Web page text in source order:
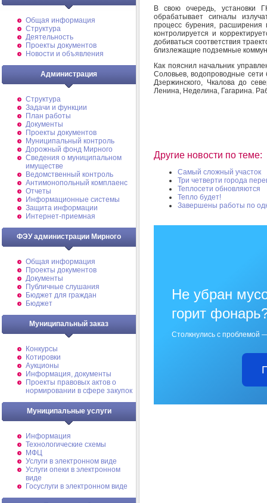
Общая информация
Структура
Деятельность
Проекты документов
Новости и объявления
Администрация
Структура
Задачи и функции
План работы
Документы
Проекты документов
Муниципальный контроль
Дорожный фонд Мирного
Cведения о муниципальном
имуществе
Ведомственный контроль
Антимонопольный комплаенс
Отчеты
Информационные системы
Защита информации
Интернет-приемная
ФЭУ администрации Мирного
Общая информация
Проекты документов
Документы
Публичные слушания
Бюджет для граждан
Бюджет
Муниципальный заказ
Конкурсы
Котировки
Аукционы
Информация, документы
Проекты правовых актов о
нормировании в сфере закупок
Муниципальные услуги
Информация
Технологические схемы
МФЦ
Услуги в электронном виде
Услуги опеки в электронном
виде
Госуслуги в электронном виде
В свою очередь, установки
обрабатывает сигналы
процесс бурения, расширения
контролируется и
добиваться соответствия
близлежащие подземные
Как пояснил начальник
Соловьев, водопроводные
Дзержинского, Чкалова до
Ленина, Неделина, Гагарина.
Другие новости по теме:
Самый сложный участок
Три четверти города
Теплосети обновляются
Тепло будет!
Завершены работы по
Не убран
горит
Столкнулись с проблемой